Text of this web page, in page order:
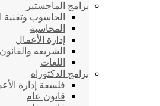
برامج الماجستير
الحاسوب وتقنية
المحاسبة
إدارة الأعمال
الشريعه والقانون
اللغات
برامج الدكتوراه
فلسفة إدارة
قانون عام